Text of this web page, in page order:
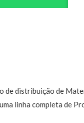
de distribuição de
linha completa de